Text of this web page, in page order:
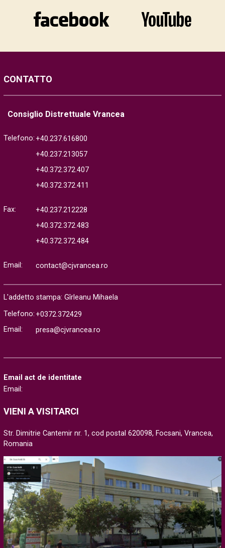
CONTATTO
Consiglio Distrettuale Vrancea
Telefono: +40.237.616800
+40.237.213057
+40.372.372.407
+40.372.372.411
Fax:
+40.237.212228
+40.372.372.483
+40.372.372.484
Email: contact@cjvrancea.ro
L'addetto stampa: Gîrleanu Mihaela
Telefono: +0372.372429
Email:
presa@cjvrancea.ro
Email act de identitate
Email:
VIENI A VISITARCI
Str. Dimitrie Cantemir nr. 1, cod postal 620098, Focsani, Vrancea,
Romania